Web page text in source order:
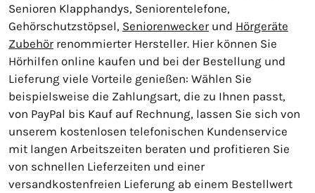
Senioren Klapphandys, Seniorentelefone,
Gehörschutzstöpsel, Seniorenweckerund Hörgeräte
Zubehörrenommierter Hersteller. Hier können Sie
Hörhilfen online kaufen und bei der Bestellung und
Lieferung viele Vorteile genießen: Wählen Sie
beispielsweise die Zahlungsart, die zu Ihnen passt,
von PayPal bis Kauf auf Rechnung, lassen Sie sich von
unserem kostenlosen telefonischen Kundenservice
mit langen Arbeitszeiten beraten und profitieren Sie
von schnellen Lieferzeiten und einer
versandkostenfreien Lieferung ab einem Bestellwert